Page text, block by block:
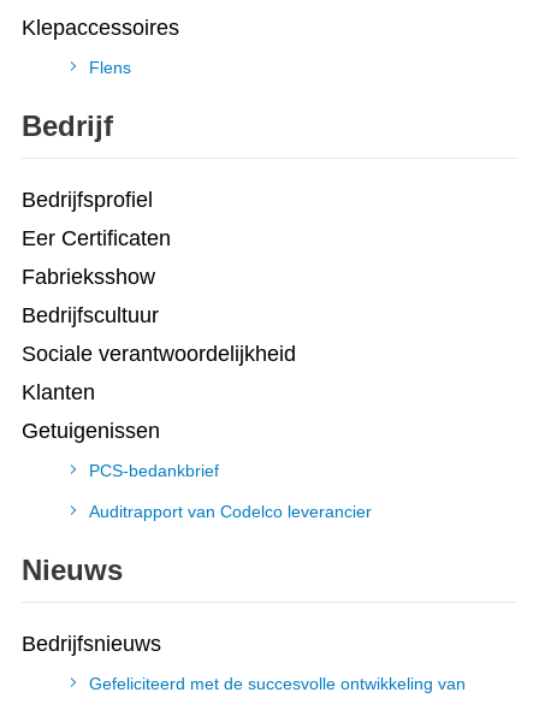
Klepaccessoires
Flens
Bedrijf
Bedrijfsprofiel
Eer Certificaten
Fabrieksshow
Bedrijfscultuur
Sociale verantwoordelijkheid
Klanten
Getuigenissen
PCS-bedankbrief
Auditrapport van Codelco leverancier
Nieuws
Bedrijfsnieuws
Gefeliciteerd met de succesvolle ontwikkeling van